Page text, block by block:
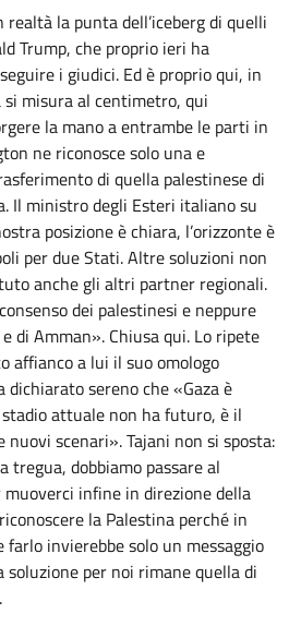
realtà la punta dell’iceberg di quelli
Trump, che proprio ieri ha
i giudici. Ed è proprio qui, in
si misura al centimetro, qui
la mano a entrambe le parti in
ne riconosce solo una e
di quella palestinese di
Il ministro degli Esteri italiano su
posizione è chiara, l’orizzonte è
per due Stati. Altre soluzioni non
anche gli altri partner regionali.
dei palestinesi e neppure
di Amman». Chiusa qui. Lo ripete
affianco a lui il suo omologo
dichiarato sereno che «Gaza è
attuale non ha futuro, è il
scenari». Tajani non si sposta:
tregua, dobbiamo passare al
muoverci infine in direzione della
la Palestina perché in
invierebbe solo un messaggio
soluzione per noi rimane quella di